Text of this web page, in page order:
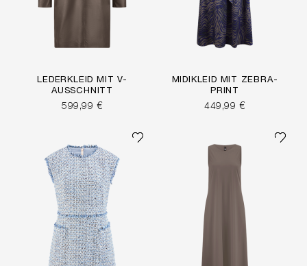
LEDERKLEID MIT V-
AUSSCHNITT
599,99 €
MIDIKLEID MIT ZEBRA-
PRINT
449,99 €